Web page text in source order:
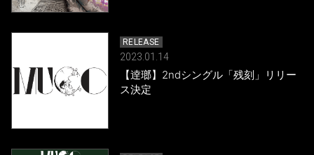
RELEASE
2023.01.14
【逹瑯】2ndシングル「残刻」リリー
ス決定